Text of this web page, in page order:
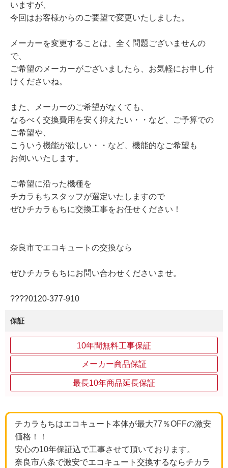
いますが、
今回はお客様からのご要望で変更いたしました。
メーカーを変更することは、全く問題ございませんの
で、
ご希望のメーカーがございましたら、お気軽にお申し付
けくださいね。
また、メーカーのご希望がなくても、
なるべく交換費用を安く抑えたい・・など、ご予算での
ご希望や、
こういう機能が欲しい・・など、機能的なご希望も
お伺いいたします。
ご希望に沿った機種を
チカラもちスタッフが選定いたしますので
ぜひチカラもちに交換工事をお任せください！
奈良市でエコキュートの交換なら
ぜひチカラもちにお問い合わせくださいませ。
????0120‐377‐910
保証
10年間無料工事保証
メーカー商品保証
最長10年商品延長保証
チカラもちはエコキュート本体が最大77％OFFの激安
価格！！
安心の10年保証込で工事させて頂いております。
奈良市八条で激安でエコキュート交換するならチカラ